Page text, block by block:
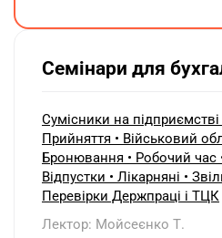
Семінари для
Сумісники на
Прийняття • Військовий
Бронювання • Робочий час
Відпустки • Лікарняні •
Перевірки Держпраці і ТЦК
Лектор: Мойсеєнко Т.